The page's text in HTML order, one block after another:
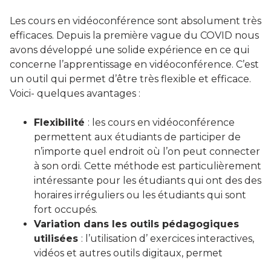
Les cours en vidéoconférence sont absolument très
efficaces. Depuis la première vague du COVID nous
avons développé une solide expérience en ce qui
concerne l’apprentissage en vidéoconférence. C’est
un outil qui permet d’être très flexible et efficace.
Voici- quelques avantages :
Flexibilité : les cours en vidéoconférence
permettent aux étudiants de participer de
n’importe quel endroit où l’on peut connecter
à son ordi. Cette méthode est particulièrement
intéressante pour les étudiants qui ont des des
horaires irréguliers ou les étudiants qui sont
fort occupés.
Variation dans les outils pédagogiques
utilisées : l’utilisation d’ exercices interactives,
vidéos et autres outils digitaux, permet